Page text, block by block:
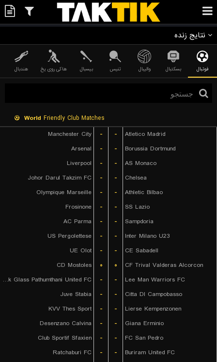
نتایج زنده
فوتبال بسکتبال والیبال تنیس بیسبال هاکی روی یخ هندبال
World Friendly Club Matches
Manchester City
- -
Atletico Madrid
Arsenal
- -
Borussia Dortmund
Liverpool
- -
AS Monaco
Johor Darul Takzim FC
- -
Chelsea
Olympique Marseille
- -
Athletic Bilbao
Frosinone
- -
SS Lazio
AC Parma
- -
Sampdoria
US Pergolettese
- -
Inter Milano U23
UE Olot
- -
CE Sabadell
CD Mostoles
۰ ۰
CF Trival Valderas Alcorcon
Bangkok Glass Pathumthani United FC
- -
Lee Man Warriors FC
Juve Stabia
- -
Citta DI Campobasso
KVV Thes Sport
- -
Lierse Kempenzonen
Desenzano Calvina
- -
Giana Erminio
Club Sportif Sfaxien
- -
FC San Pedro
Ratchaburi FC
- -
Buriram United FC